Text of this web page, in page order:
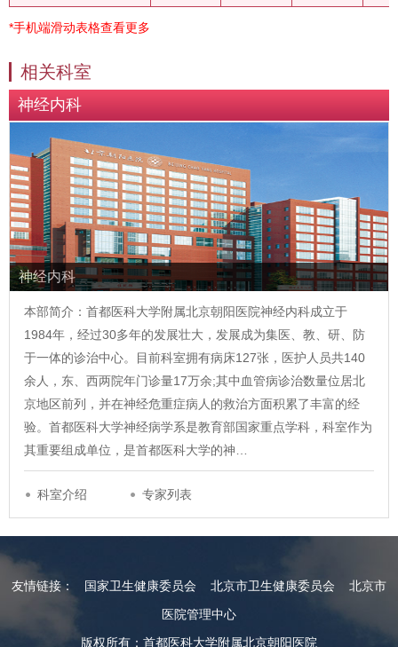
*手机端滑动表格查看更多
相关科室
神经内科
神经内科
本部简介：首都医科大学附属北京朝阳医院神经内科成立于
1984年，经过30多年的发展壮大，发展成为集医、教、研、防
于一体的诊治中心。目前科室拥有病床127张，医护人员共140
余人，东、西两院年门诊量17万余;其中血管病诊治数量位居北
京地区前列，并在神经危重症病人的救治方面积累了丰富的经
验。首都医科大学神经病学系是教育部国家重点学科，科室作为
其重要组成单位，是首都医科大学的神…
科室介绍 专家列表
友情链接： 国家卫生健康委员会 北京市卫生健康委员会
北京市
医院管理中心
版权所有：首都医科大学附属北京朝阳医院